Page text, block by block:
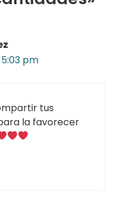
pm
tus
la favorecer